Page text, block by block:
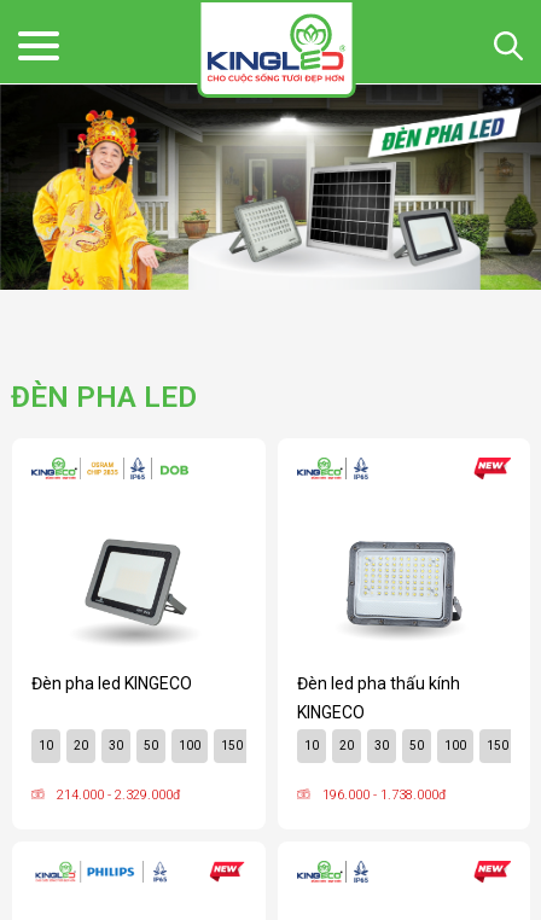
ĐÈN PHA LED
Đèn pha led KINGECO
10 20 30 50 100 150
214.000 - 2.329.000đ
Đèn led pha thấu kính
KINGECO
10 20 30 50 100 150
196.000 - 1.738.000đ